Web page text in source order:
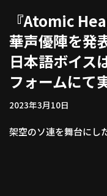
『Atomic
華声優陣を発
日本語ボイス
フォームにて
2023年3月10日
架空のソ連を舞台にし